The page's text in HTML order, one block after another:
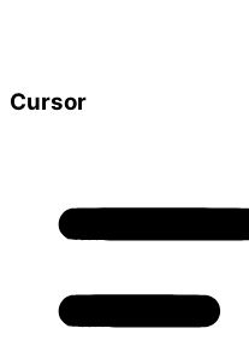
Cursor